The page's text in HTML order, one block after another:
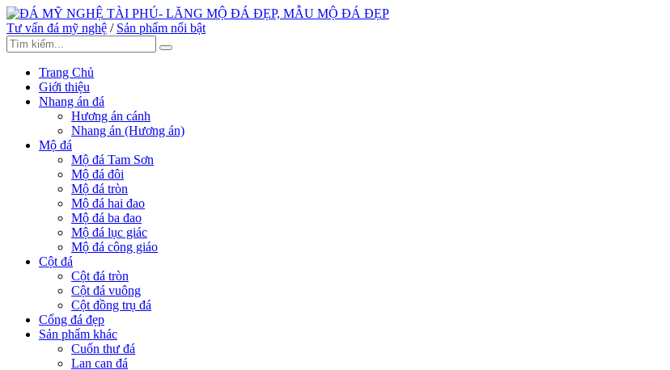
Tư vấn đá mỹ nghệ / Sản phẩm nổi bật
Trang Chủ
Giới thiệu
Nhang án đá
Hương án cánh
Nhang án (Hương án)
Mộ đá
Mộ đá Tam Sơn
Mộ đá đôi
Mộ đá tròn
Mộ đá hai đao
Mộ đá ba đao
Mộ đá lục giác
Mộ đá công giáo
Cột đá
Cột đá tròn
Cột đá vuông
Cột đồng trụ đá
Cổng đá đẹp
Sản phẩm khác
Cuốn thư đá
Lan can đá